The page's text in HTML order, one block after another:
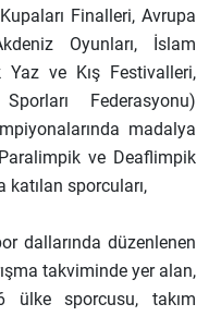
Finalleri, Avrupa
Oyunları, İslam
Yaz ve Kış Festivalleri,
Federasyonu)
madalya
ve Deaflimpik
katılan sporcuları,
dallarında düzenlenen
takviminde yer alan,
sporcusu, takım